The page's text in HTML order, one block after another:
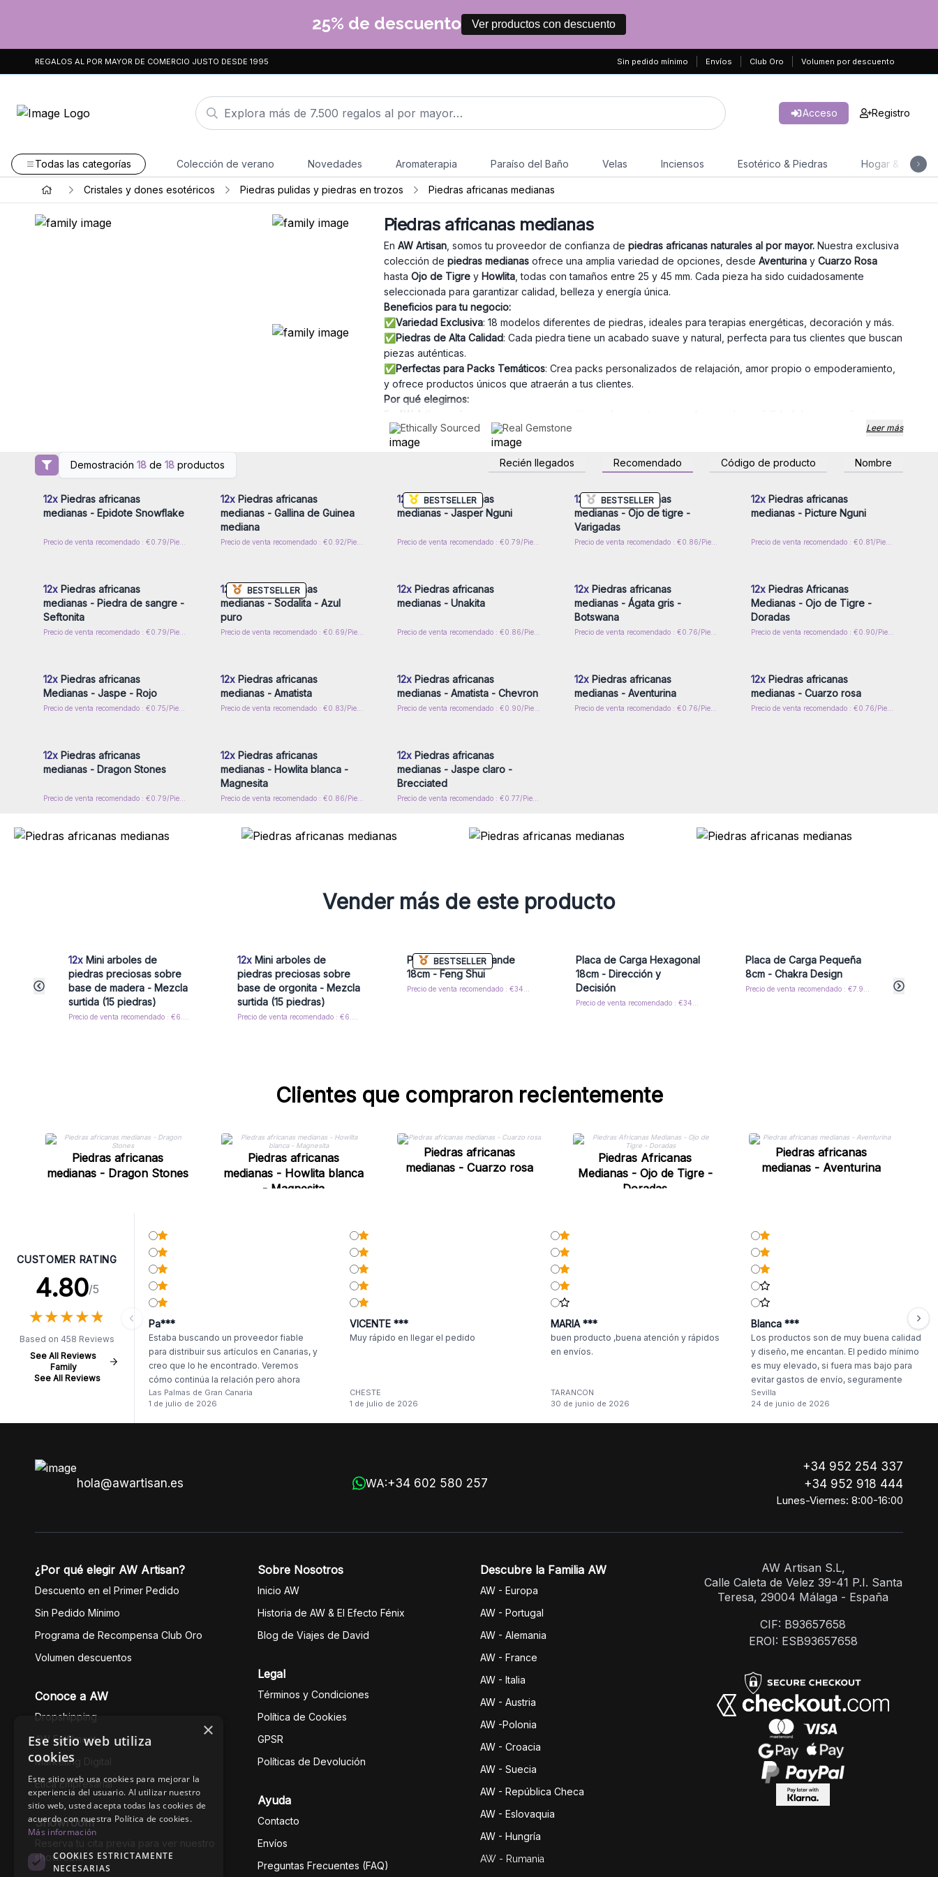
25% de descuento Ver productos con descuento
REGALOS AL POR MAYOR DE COMERCIO JUSTO DESDE 1995 Sin pedido mínimo Envíos Club Oro Volumen por descuento
Acceso Registro
Todas las categorías Colección de verano Novedades Aromaterapia Paraíso del Baño Velas Inciensos Esotérico & Piedras Hogar & Jardín
Cristales y dones esotéricos Piedras pulidas y piedras en trozos Piedras africanas medianas
Piedras africanas medianas
En AW Artisan , somos tu proveedor de confianza de piedras africanas naturales al por mayor. Nuestra exclusiva
colección de piedras medianas ofrece una amplia variedad de opciones, desde Aventurina y Cuarzo Rosa
hasta Ojo de Tigre y Howlita , todas con tamaños entre 25 y 45 mm. Cada pieza ha sido cuidadosamente
seleccionada para garantizar calidad, belleza y energía única.
Beneficios para tu negocio:
✅Variedad Exclusiva: 18 modelos diferentes de piedras, ideales para terapias energéticas, decoración y más.
✅Piedras de Alta Calidad: Cada piedra tiene un acabado suave y natural, perfecta para tus clientes que buscan
piezas auténticas.
✅Perfectas para Packs Temáticos: Crea packs personalizados de relajación, amor propio o empoderamiento,
y ofrece productos únicos que atraerán a tus clientes.
Por qué elegirnos:
En
AW Artisan
, ofrecemos precios competitivos, descuentos por volumen y la posibilidad de personalizar tus
pedidos. ¡Haz crecer tu negocio con nuestras piedras africanas medianas y ofrece a tus clientes lo mejor de la
naturaleza!
Ethically Sourced Real Gemstone Leer más
Demostración 18de 18productos Recién llegados Recomendado Código de producto Nombre
Inicie sesión o regístrese para
obtener precios al por mayor
12x Piedras africanas
medianas - Epidote Snowflake
12xPiedras africanas
medianas - Gallina de Guinea
mediana
Precio de venta recomendado : €0.92/Piedras Rodadas
BESTSELLER
Inicie sesión o regístrese para
obtener precios al por mayor
12xPiedras africanas
medianas - Jasper Nguni
BESTSELLER
Inicie sesión o regístrese para
obtener precios al por mayor
12xPiedras africanas
medianas - Ojo de tigre -
Varigadas
Precio de venta recomendado : €0.86/Piedras Rodadas
Inicie sesión o regístrese para
obtener precios al por mayor
12x Piedras africanas
medianas - Picture Nguni
12x Piedras africanas
medianas - Piedra de sangre -
Seftonita
BESTSELLER
12xPiedras africanas
medianas - Sodalita - Azul
puro
Precio de venta recomendado : €0.69/Piedras Rodadas
12x Piedras africanas
medianas - Unakita
12xPiedras africanas
medianas - Ágata gris -
Botswana
Precio de venta recomendado : €0.76/Piedras Rodadas
12x Piedras Africanas
Medianas - Ojo de Tigre -
Doradas
12x Piedras africanas
Medianas - Jaspe - Rojo
12xPiedras africanas
medianas - Amatista
Precio de venta recomendado : €0.83/Piedras Rodadas
12x Piedras africanas
medianas - Amatista - Chevron
12xPiedras africanas
medianas - Aventurina
Precio de venta recomendado : €0.76/Piedras Rodadas
12x Piedras africanas
medianas - Cuarzo rosa
12x Piedras africanas
medianas - Dragon Stones
12xPiedras africanas
medianas - Howlita blanca -
Magnesita
Precio de venta recomendado : €0.86/Piedras Rodadas
12x Piedras africanas
medianas - Jaspe claro -
Brecciated
Vender más de este producto
12x Mini arboles de
piedras preciosas sobre
base de madera - Mezcla
surtida (15 piedras)
12x Mini arboles de
piedras preciosas sobre
base de orgonita - Mezcla
surtida (15 piedras)
BESTSELLER
Placa de Carga Grande
18cm - Feng Shui
Placa de Carga Hexagonal
18cm - Dirección y
Decisión
Placa de Carga Pequeña
8cm - Chakra Design
Clientes que compraron recientemente
Piedras africanas
medianas - Dragon Stones
Piedras africanas
medianas - Howlita blanca
- Magnesita
Piedras africanas
medianas - Cuarzo rosa
Piedras Africanas
Medianas - Ojo de Tigre -
Doradas
Piedras africanas
medianas - Aventurina
CUSTOMER RATING
4.80/5
★★★★★
★★★★★
Based on 458 Reviews
See All Reviews
Family
See All Reviews
Pa***
Estaba buscando un proveedor fiable
para distribuir sus artículos en Canarias, y
creo que lo he encontrado. Veremos
cómo continúa la relación pero ahora
mismo el primer pedido me deja muy
satisfecho. Llego antes de tiempo, y, sin
ser dos productos, lo demás llego
Las Palmas de Gran Canaria
1 de julio de 2026
VICENTE ***
Muy rápido en llegar el pedido
CHESTE
1 de julio de 2026
MARIA ***
buen producto ,buena atención y rápidos
en envíos.
TARANCON
30 de junio de 2026
Blanca ***
Los productos son de muy buena calidad
y diseño, me encantan. El pedido mínimo
es muy elevado, si fuera mas bajo para
evitar gastos de envío, seguramente
haría compras más a menudo.
Sevilla
24 de junio de 2026
hola@awartisan.es WA:+34 602 580 257
+34 952 254 337
+34 952 918 444
Lunes-Viernes: 8:00-16:00
¿Por qué elegir AW Artisan?
Descuento en el Primer Pedido
Sin Pedido Mínimo
Programa de Recompensa Club Oro
Volumen descuentos
Conoce a AW
Dropshipping
AW Fulfilment
Marketing Digital
Ética Empresarial
Showroom
Reserva tu cita previa para ver nuestro
showroom
Sobre Nosotros
Inicio AW
Historia de AW & El Efecto Fénix
Blog de Viajes de David
Legal
Términos y Condiciones
Política de Cookies
GPSR
Políticas de Devolución
Ayuda
Contacto
Envíos
Preguntas Frecuentes (FAQ)
Descubre la Familia AW
AW - Europa
AW - Portugal
AW - Alemania
AW - France
AW - Italia
AW - Austria
AW -Polonia
AW - Croacia
AW - Suecia
AW - República Checa
AW - Eslovaquia
AW - Hungría
AW - Rumania
AW Artisan S.L,
Calle Caleta de Velez 39-41 P.I. Santa
Teresa, 29004 Málaga - España
CIF: B93657658
EROI: ESB93657658
×
Ese sitio web utiliza
cookies
Este sitio web usa cookies para mejorar la
experiencia del usuario. Al utilizar nuestro
sitio web, usted acepta todas las cookies de
acuerdo con nuestra Política de cookies.
Más información
COOKIES ESTRICTAMENTE
NECESARIAS